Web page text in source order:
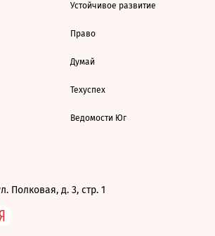
Устойчивое развитие
Право
Думай
Техуспех
Ведомости Юг
Полковая, д. 3, стр. 1